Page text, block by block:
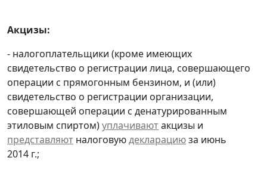
Акцизы:
- налогоплательщики (кроме имеющих
свидетельство о регистрации лица, совершающего
операции с прямогонным бензином, и (или)
свидетельство о регистрации организации,
совершающей операции с денатурированным
этиловым спиртом)уплачиваютакцизы и
представляют налоговуюдекларациюза июнь
2014 г.;